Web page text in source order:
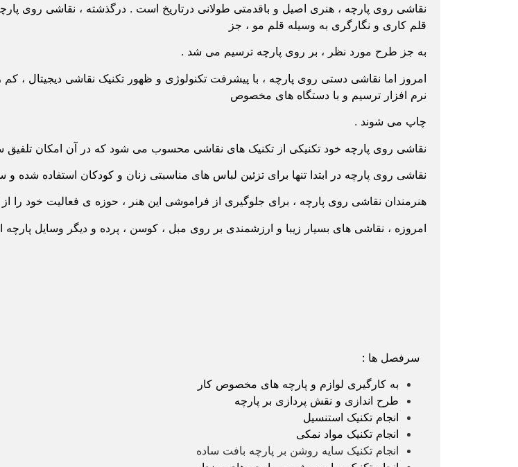
نقاشی روی پارچه ، هنری اصیل و باقدمتی طولانی درتاریخ است . درگذشته ، نقاشی روی
قلم کاری و نگارگری به وسیله قلم مو ، جز
به جز طرح مورد نظر ، بر روی پارچه ترسیم می شد .
امروز اما نقاشی دستی روی پارچه ، با پیشرفت تکنولوژی و ظهور تکنیک نقاشی دیجیتال ،
نرم افزار ترسیم و با دستگاه های مخصوص
چاپ می شوند .
نقاشی روی پارچه خود تکنیکی از تکنیک های نقاشی محسوب می شود که در آن امکان
نقاشی روی پارچه در ابتدا تنها برای تزئین لباس های مناسبتی زنان و کودکان استفاده
هنرمندان نقاشی روی پارچه ، برای جلوگیری از فراموشی این هنر ، حوزه ی فعالیت خود را
امروزه ، نقاشی های بسیار زیبا و ارزشمندی بر روی مبل ، کوسن ، پرده و دیگر وسایل
سرفصل ها :
به کارگیری لوازم و پارچه های مخصوص کار
طرح اندازی و نقش پردازی بر پارچه
انجام تکنیک استنسیل
انجام تکنیک مواد نمکی
انجام تکنیک سایه روشن بر پارچه بافت ساده